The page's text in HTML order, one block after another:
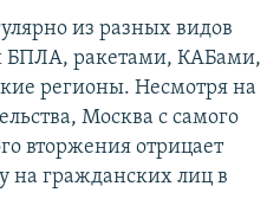
из разных видов
БПЛА, ракетами, КАБами,
регионы. Несмотря на
Москва с самого
вторжения отрицает
на гражданских лиц в